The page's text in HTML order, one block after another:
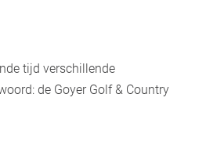
tijd verschillende
de Goyer Golf & Country